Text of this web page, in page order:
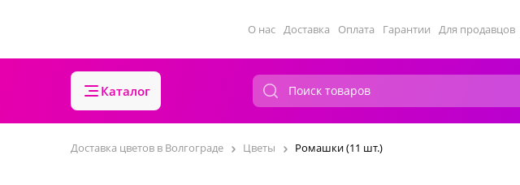
О нас Доставка Оплата Гарантии Для продавцов
Каталог
Доставка цветов в Волгограде Цветы Ромашки (11 шт.)